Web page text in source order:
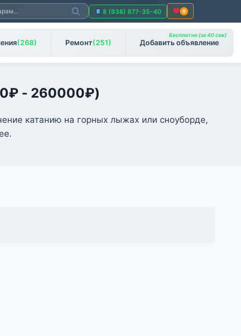
Поиск
8 (938) 877-35-40 0
(268) Ремонт(251) Добавить объявление
Бесплатно (за 40 сек)
0₽ - 260000₽)
катанию на горных лыжах или сноуборде,